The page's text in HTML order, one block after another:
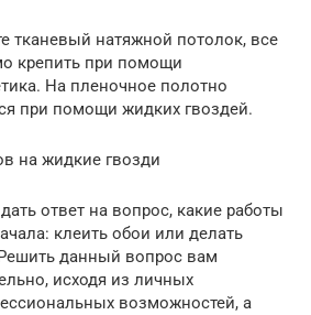
тканевый натяжной потолок, все
крепить при помощи
На пленочное полотно
при помощи жидких гвоздей.
на жидкие гвозди
ответ на вопрос, какие работы
клеить обои или делать
данный вопрос вам
исходя из личных
возможностей, а